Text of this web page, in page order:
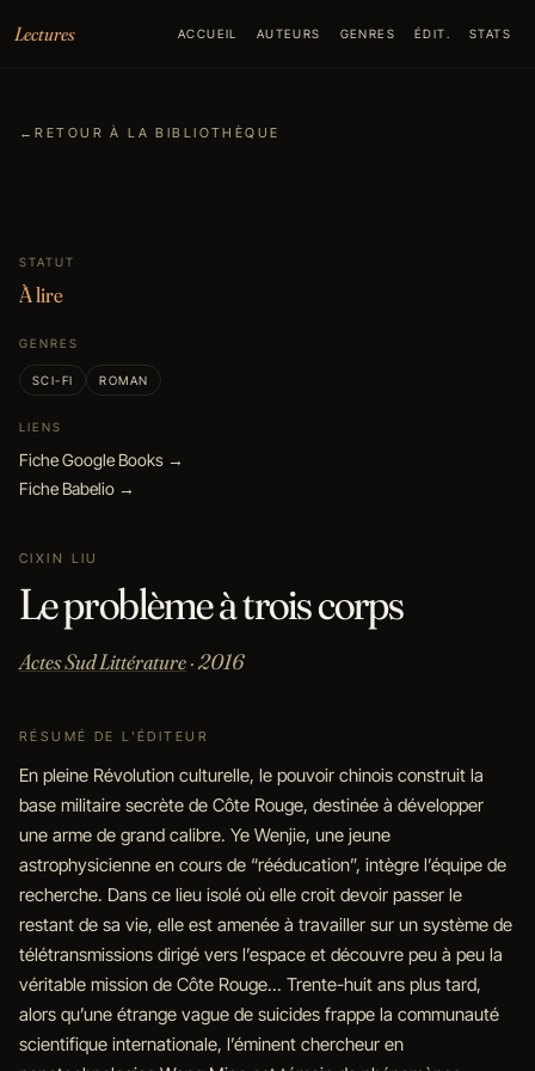
Lectures
ACCUEIL AUTEURS GENRES ÉDIT. STATS
←RETOUR À LA BIBLIOTHÈQUE
STATUT
À lire
GENRES
SCI-FI ROMAN
LIENS
Fiche Google Books →
Fiche Babelio →
CIXIN LIU
Le problème à trois corps
Actes Sud Littérature· 2016
RÉSUMÉ DE L'ÉDITEUR
En pleine Révolution culturelle, le pouvoir chinois construit la
base militaire secrète de Côte Rouge, destinée à développer
une arme de grand calibre. Ye Wenjie, une jeune
astrophysicienne en cours de “rééducation”, intègre l’équipe de
recherche. Dans ce lieu isolé où elle croit devoir passer le
restant de sa vie, elle est amenée à travailler sur un système de
télétransmissions dirigé vers l’espace et découvre peu à peu la
véritable mission de Côte Rouge... Trente-huit ans plus tard,
alors qu’une étrange vague de suicides frappe la communauté
scientifique internationale, l’éminent chercheur en